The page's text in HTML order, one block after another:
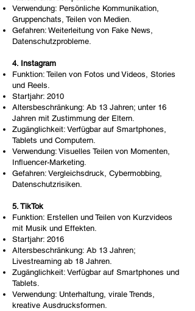
Verwendung: Persönliche Kommunikation,
Gruppenchats, Teilen von Medien.
Gefahren: Weiterleitung von Fake News,
Datenschutzprobleme.
4. Instagram
Funktion: Teilen von Fotos und Videos, Stories
und Reels.
Startjahr: 2010
Altersbeschränkung: Ab 13 Jahren; unter 16
Jahren mit Zustimmung der Eltern.
Zugänglichkeit: Verfügbar auf Smartphones,
Tablets und Computern.
Verwendung: Visuelles Teilen von Momenten,
Influencer-Marketing.
Gefahren: Vergleichsdruck, Cybermobbing,
Datenschutzrisiken.
5. TikTok
Funktion: Erstellen und Teilen von Kurzvideos
mit Musik und Effekten.
Startjahr: 2016
Altersbeschränkung: Ab 13 Jahren;
Livestreaming ab 18 Jahren.
Zugänglichkeit: Verfügbar auf Smartphones und
Tablets.
Verwendung: Unterhaltung, virale Trends,
kreative Ausdrucksformen.